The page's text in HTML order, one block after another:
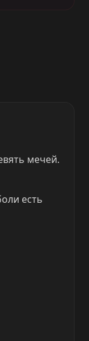
мечей.
есть